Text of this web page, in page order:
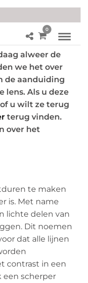
0
ik iedere week
alweer de
we het over
de aanduiding
lens. Als u deze
u wilt ze terug
terug vinden.
over het
te maken
is. Met name
lichte delen van
Dit noemen
dat alle lijnen
contrast in een
een scherper